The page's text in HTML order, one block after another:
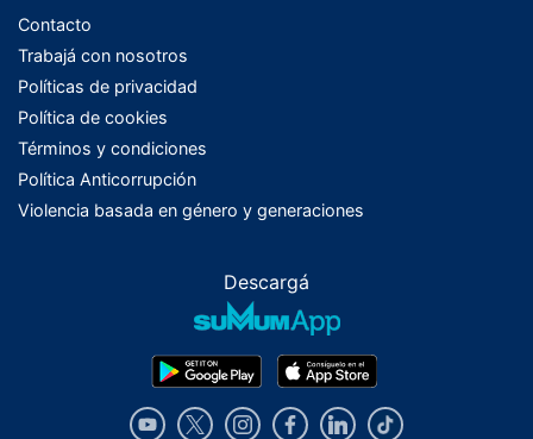
Contacto
Trabajá con nosotros
Políticas de privacidad
Política de cookies
Términos y condiciones
Política Anticorrupción
Violencia basada en género y generaciones
Descargá